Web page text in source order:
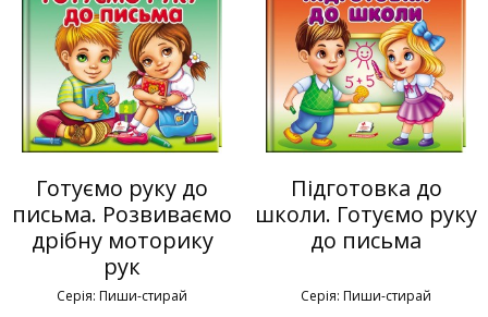
Готуємо руку до
письма. Розвиваємо
дрібну моторику
рук
Серія: Пиши-стирай
Підготовка до
школи. Готуємо руку
до письма
Серія: Пиши-стирай